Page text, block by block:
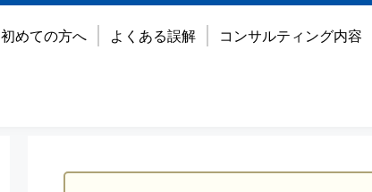
初めての方へ よくある誤解 コンサルティング内容